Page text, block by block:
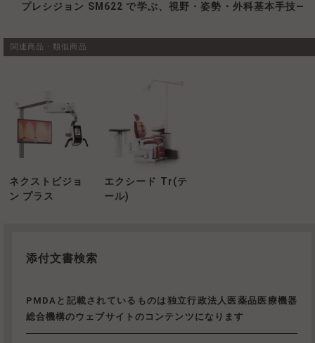
プレシジョン SM622 で学ぶ、視野・姿勢・外科基本手技―
関連商品・類似商品
ネクストビジョ
ン プラス
エクシード Tr(テ
ール)
添付文書検索
PMDAと記載されているものは独立行政法人医薬品医療機器
総合機構のウェブサイトのコンテンツになります